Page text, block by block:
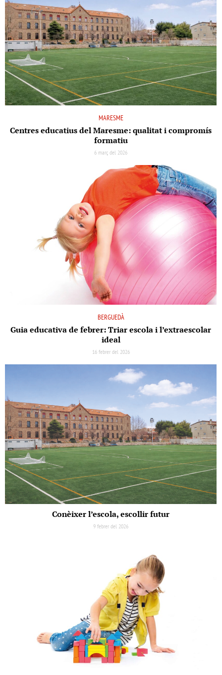
MARESME
Centres educatius del Maresme: qualitat i compromís
formatiu
6 març del 2026
BERGUEDÀ
Guia educativa de febrer: Triar escola i l’extraescolar
ideal
16 febrer del 2026
Conèixer l’escola, escollir futur
9 febrer del 2026